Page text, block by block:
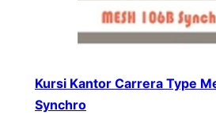
Kursi Kantor Carrera Type
Synchro